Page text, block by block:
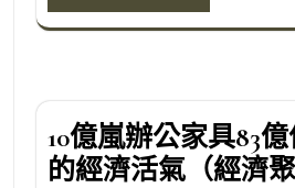
10億嵐辦公家具83
的經濟活氣（經濟聚